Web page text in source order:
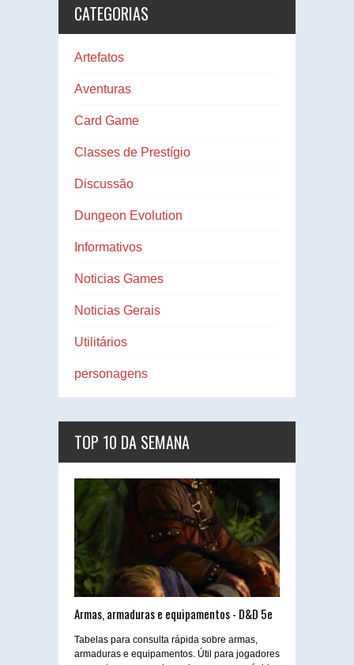
CATEGORIAS
Artefatos
Aventuras
Card Game
Classes de Prestígio
Discussão
Dungeon Evolution
Informativos
Noticias Games
Noticias Gerais
Utilitários
personagens
TOP 10 DA SEMANA
Armas, armaduras e equipamentos - D&D 5e
Tabelas para consulta rápida sobre armas,
armaduras e equipamentos. Útil para jogadores